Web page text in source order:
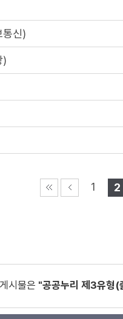
신)
)
1 2
시물은 "공공누리 제3유형(